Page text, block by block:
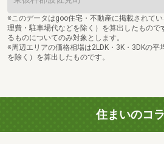
※このデータはgoo住宅・不動産に掲載されて
理費・駐車場代などを除く）を算出したもので
るものについてのみ対象とします。
※周辺エリアの価格相場は2LDK・3K・3DKの
を除く）を算出したものです。
住まいのコ